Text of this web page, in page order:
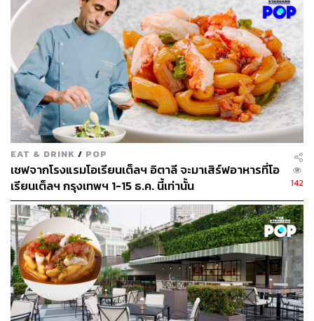
EAT & DRINK / POP
เชฟจากโรงแรมโอเรียนเต็ลฯ อิตาลี จะมาเสิร์ฟอาหารที่โอ
เรียนเต็ลฯ กรุงเทพฯ 1-15 ธ.ค. นี้เท่านั้น
142